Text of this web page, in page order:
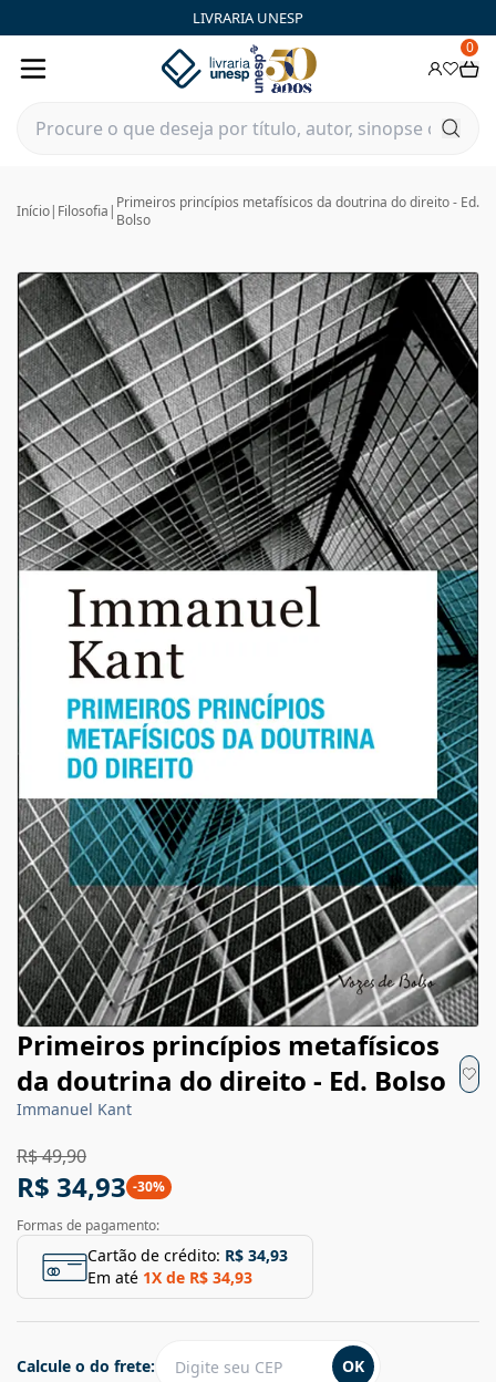
LIVRARIA UNESP
0
Início| Filosofia | Primeiros princípios metafísicos da doutrina do direito - Ed.
Bolso
Primeiros princípios metafísicos
da doutrina do direito - Ed. Bolso
Immanuel Kant
R$ 49,90
R$ 34,93 -30%
Formas de pagamento:
Cartão de crédito: R$ 34,93
Em até 1X de R$ 34,93
Calcule o do frete: OK